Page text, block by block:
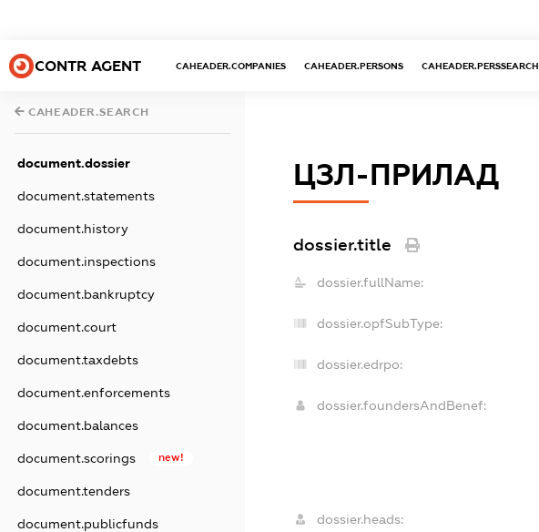
CONTR AGENT CAHEADER.COMPANIES CAHEADER.PERSONS CAHEADER.PERSSEARCH
CAHEADER.SEARCH
document.dossier
document.statements
document.history
document.inspections
document.bankruptcy
document.court
document.taxdebts
document.enforcements
document.balances
document.scorings new!
document.tenders
document.publicfunds
ЦЗЛ-ПРИЛАД
dossier.title
dossier.fullName:
dossier.opfSubType:
dossier.edrpo:
dossier.foundersAndBenef:
dossier.heads: